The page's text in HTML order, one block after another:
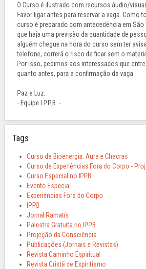
O Curso é ilustrado com recursos áudio/
Favor ligar antes para reservar a vaga. Como
curso é preparado com antecedência em
que haja uma previsão da quantidade de
alguém chegue na hora do curso sem ter
telefone, correrá o risco de ficar sem o
Por isso, pedimos aos interessados que
quanto antes, para a confirmação da vaga.
Paz e Luz.
- Equipe I.P.P.B. -
Tags
Curso de Bioenergia, Aura e Chacras
Curso de Experiências Fora do Corpo -
Curso Especial no IPPB
Evento Especial
Experiências Fora do Corpo
IPPB
Jornal Ramatís
Palestra Gratuita no IPPB
Projeção da Consciência
Publicações (Jornais e Revistas)
Revista Caminho Espiritual
Revista Cristã de Espiritismo